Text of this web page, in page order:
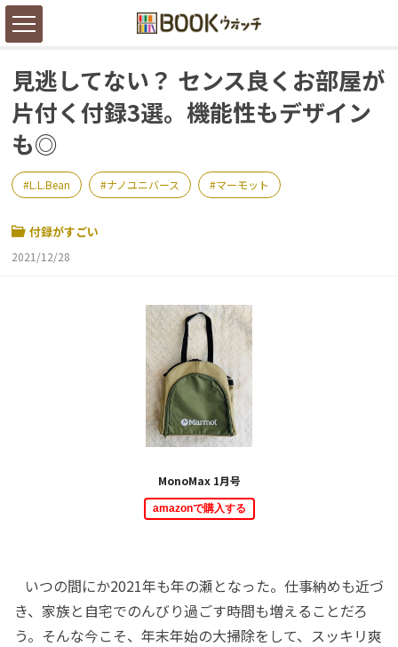
見逃してない？ センス良くお部屋が
片付く付録3選。機能性もデザイン
も◎
L.L.Bean ナノユニバース マーモット
付録がすごい
2021/12/28
MonoMax 1月号
amazonで購入する
いつの間にか2021年も年の瀬となった。仕事納めも近づ
き、家族と自宅でのんびり過ごす時間も増えることだろ
う。そんな今こそ、年末年始の大掃除をして、スッキリ爽